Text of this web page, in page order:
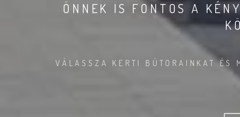
ÖNNEK IS FONTOS A
VÁLASSZA KERTI BÚTORAINKAT ÉS